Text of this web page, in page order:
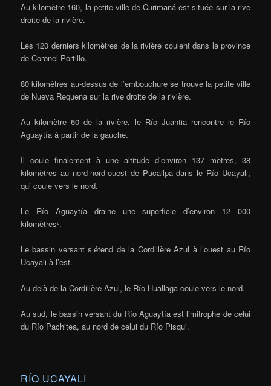
Au kilomètre 160, la petite ville de Curimaná est située sur la rive
droite de la rivière.
Les 120 derniers kilomètres de la rivière coulent dans la province
de Coronel Portillo.
80 kilomètres au-dessus de l’embouchure se trouve la petite ville
de Nueva Requena sur la rive droite de la rivière.
Au kilomètre 60 de la rivière, le Río Juantia rencontre le Río
Aguaytía à partir de la gauche.
Il coule finalement à une altitude d’environ 137 mètres, 38
kilomètres au nord-nord-ouest de Pucallpa dans le Río Ucayali,
qui coule vers le nord.
Le Río Aguaytía draine une superficie d’environ 12 000
kilomètres².
Le bassin versant s’étend de la Cordillère Azul à l’ouest au Río
Ucayali à l’est.
Au-delà de la Cordillère Azul, le Río Huallaga coule vers le nord.
Au sud, le bassin versant du Río Aguaytía est limitrophe de celui
du Río Pachitea, au nord de celui du Río Pisqui.
RÍO UCAYALI